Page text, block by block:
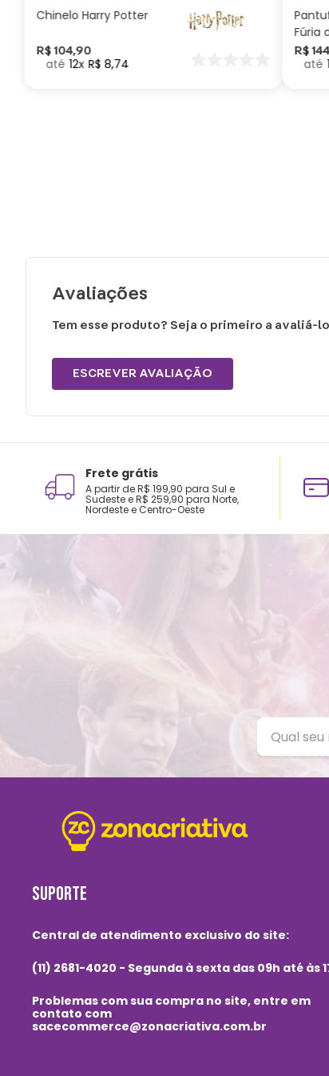
Chinelo Harry Potter
R$ 104,90
12 R$ 8,74
Fúria
Como
seu
R$ 144
Avaliações
Tem esse produto? Seja o primeiro a avaliá-
ESCREVER AVALIAÇÃO
Frete grátis
A partir de R$ 199,90 para Sul e
Sudeste e R$ 259,90 para Norte,
Nordeste e Centro-Oeste
SUPORTE
Central de atendimento exclusivo do site:
(11) 2681-4020 - Segunda à sexta das 09h até às
Problemas com sua compra no site, entre em
contato com
sacecommerce@zonacriativa.com.br